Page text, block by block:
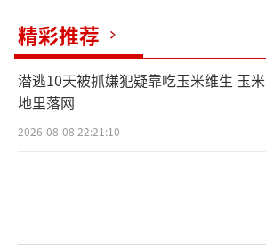
精彩推荐
潜逃10天被抓嫌犯疑靠吃玉米维生 玉米
地里落网
2026-08-08 22:21:10